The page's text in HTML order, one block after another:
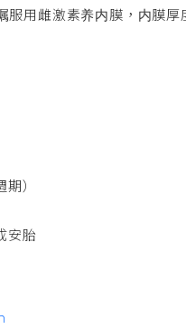
服用雌激素养内膜，内膜
）
安胎